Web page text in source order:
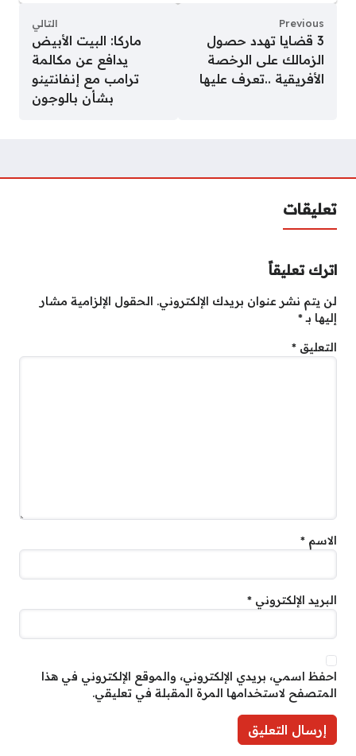
Previous
3 قضايا تهدد حصول
الزمالك على الرخصة
الأفريقية ..تعرف عليها
التالي
ماركا: البيت الأبيض
يدافع عن مكالمة
ترامب مع إنفانتينو
بشأن بالوجون
تعليقات
اترك تعليقاً
لن يتم نشر عنوان بريدك الإلكتروني. الحقول الإلزامية مشار
إليها بـ*
التعليق *
الاسم *
البريد الإلكتروني *
احفظ اسمي، بريدي الإلكتروني، والموقع الإلكتروني في هذا
المتصفح لاستخدامها المرة المقبلة في تعليقي.